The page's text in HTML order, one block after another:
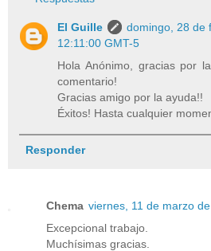
El Guille
domingo, 28 de
12:11:00 GMT-5
Hola Anónimo, gracias por
comentario!
Gracias amigo por la ayuda!!
Éxitos! Hasta cualquier
Responder
Chema viernes, 11 de marzo
Excepcional trabajo.
Muchísimas gracias.